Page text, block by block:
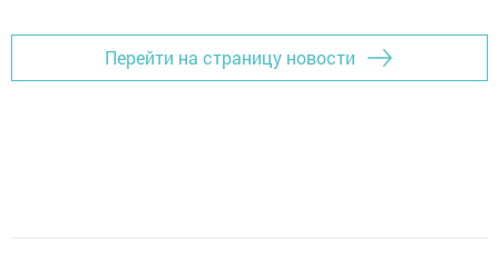
Перейти на страницу новости